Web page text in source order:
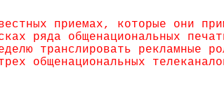
приемах, которые они
ряда общенациональных
транслировать рекламные
общенациональных